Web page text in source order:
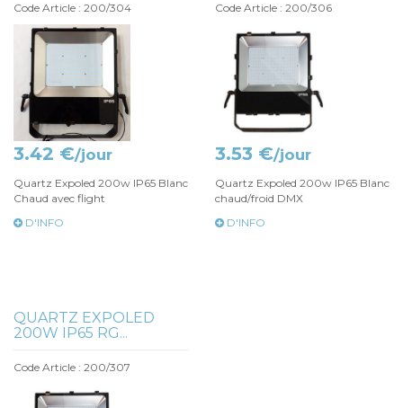
Code Article : 200/304
3.42 €/jour
Quartz Expoled 200w IP65 Blanc
Chaud avec flight
D'INFO
Code Article : 200/306
3.53 €/jour
Quartz Expoled 200w IP65 Blanc
chaud/froid DMX
D'INFO
QUARTZ EXPOLED
200W IP65 RG...
Code Article : 200/307